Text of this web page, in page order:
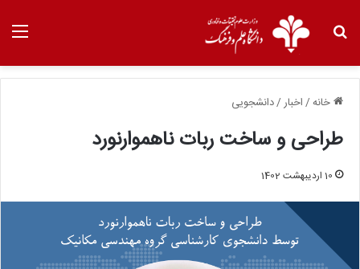
خانه/اخبار/دانشجویی
طراحی و ساخت ربات ناهموارنورد
10 اردیبهشت 1402